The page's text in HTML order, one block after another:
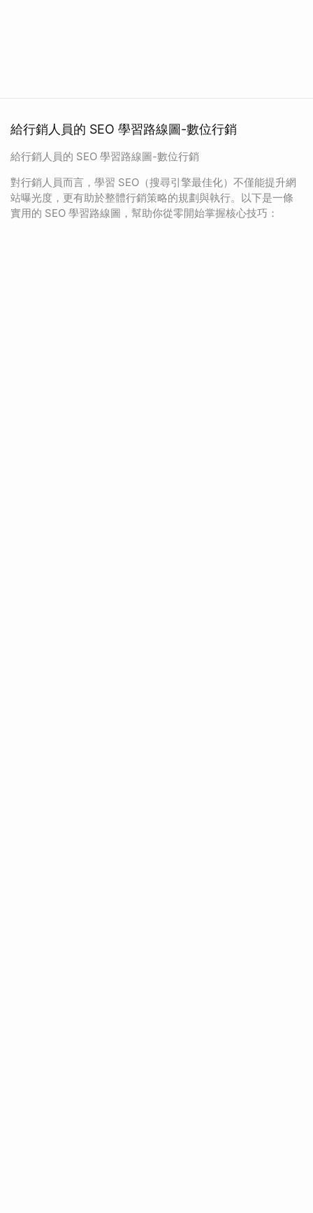
給行銷人員的 SEO 學習路線圖-數位行銷
給行銷人員的 SEO 學習路線圖-數位行銷
對行銷人員而言，學習 SEO（搜尋引擎最佳化）不僅能提升網
站曝光度，更有助於整體行銷策略的規劃與執行。以下是一條
實用的 SEO 學習路線圖，幫助你從零開始掌握核心技巧：